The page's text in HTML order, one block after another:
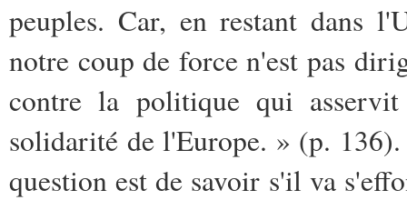
peuples. Car, en restant dans
notre coup de force n'est pas
contre la politique qui
solidarité de l'Europe. » (p.
question est de savoir s'il va